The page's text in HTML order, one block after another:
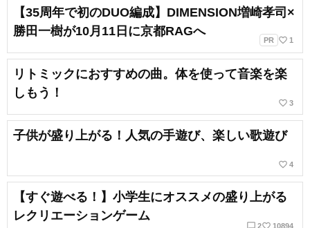
【35周年で初のDUO編成】DIMENSION増崎孝司×
勝田一樹が10月11日に京都RAGへ
PR favorite_border 1
リトミックにおすすめの曲。体を使って音楽を楽
しもう！
favorite_border 3
子供が盛り上がる！人気の手遊び、楽しい歌遊び
favorite_border 4
【すぐ遊べる！】小学生にオススメの盛り上がる
レクリエーションゲーム
chat_bubble_outline 2favorite_border 10894